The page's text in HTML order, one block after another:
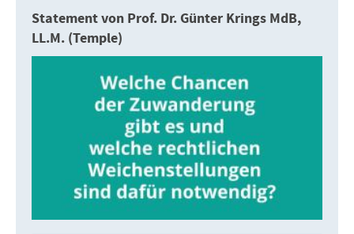
Statement von Prof. Dr. Günter Krings MdB,
LL.M. (Temple)